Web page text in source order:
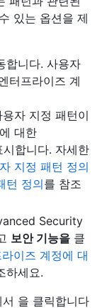
있는 옵션을 제
합니다. 사용자
터프라이즈 계
자 지정 패턴이
대한
합니다. 자세한
지정 패턴 정의
턴 정의를 참조
Security
보안 기능을 클
이즈 계정에 대
하세요.
을 클릭합니다